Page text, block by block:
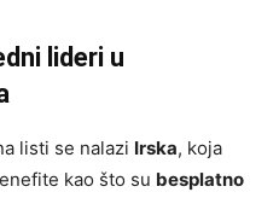
lideri u
listi se nalazi Irska, koja
kao što su besplatno